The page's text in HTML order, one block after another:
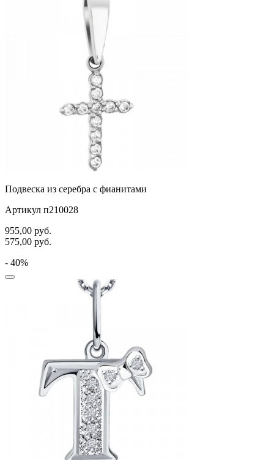
Подвеска из серебра с фианитами
Артикул п210028
955,00 руб.
575,00 руб.
- 40%